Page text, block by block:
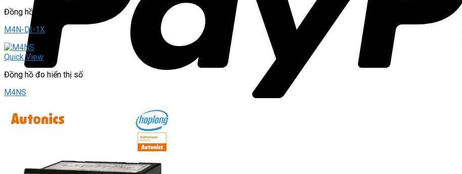
Đồng hồ đo hiển thị số
M4N-DI-1X
Quick View
Đồng hồ đo hiển thị số
M4NS